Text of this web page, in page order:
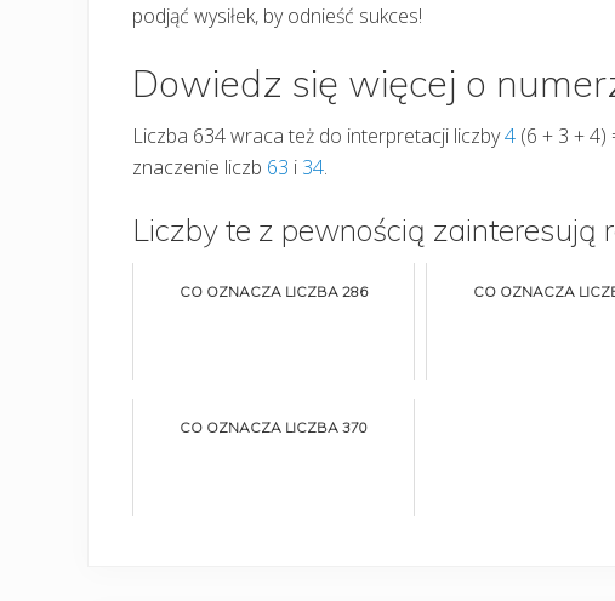
podjąć wysiłek, by odnieść sukces!
Dowiedz się więcej o
Liczba 634 wraca też do interpretacji liczby4 (6 + 3 + 4)
znaczenie liczb 63 i 34.
Liczby te z pewnością zainteresują
CO OZNACZA LICZBA 286 CO OZNACZA
CO OZNACZA LICZBA 370